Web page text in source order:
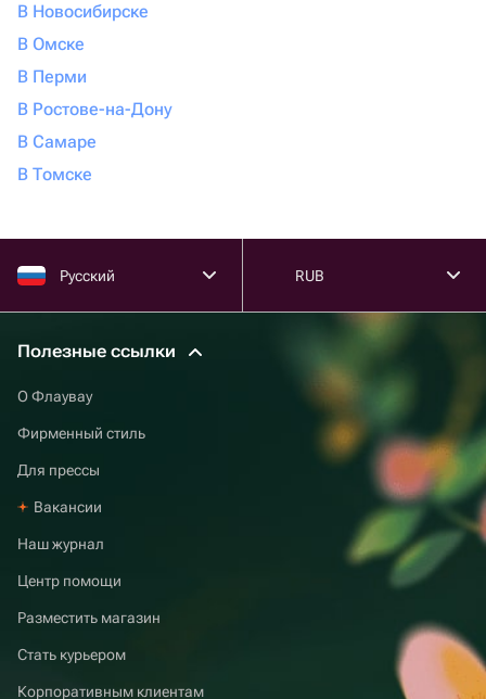
В Новосибирске
В Омске
В Перми
В Ростове-на-Дону
В Самаре
В Томске
Русский RUB
Полезные ссылки
О Флаувау
Фирменный стиль
Для прессы
Вакансии
Наш журнал
Центр помощи
Разместить магазин
Стать курьером
Корпоративным клиентам